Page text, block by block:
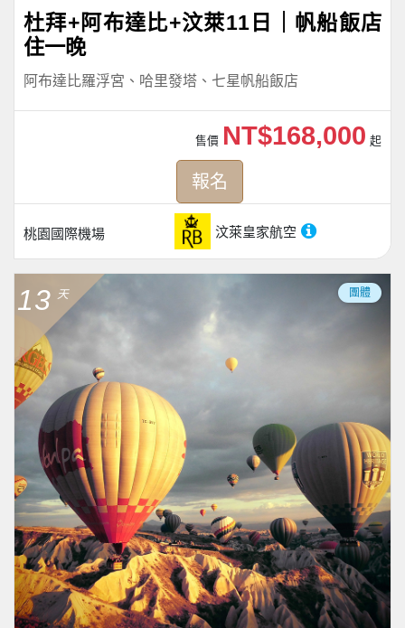
杜拜+阿布達比+汶萊11日｜帆船飯店
住一晚
阿布達比羅浮宮、哈里發塔、七星帆船飯店
桃園國際機場 汶萊皇家航空
售價 NT$168,000 起
報名
13 天 團體